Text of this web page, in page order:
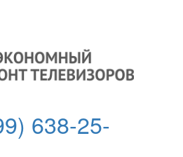
638-25-